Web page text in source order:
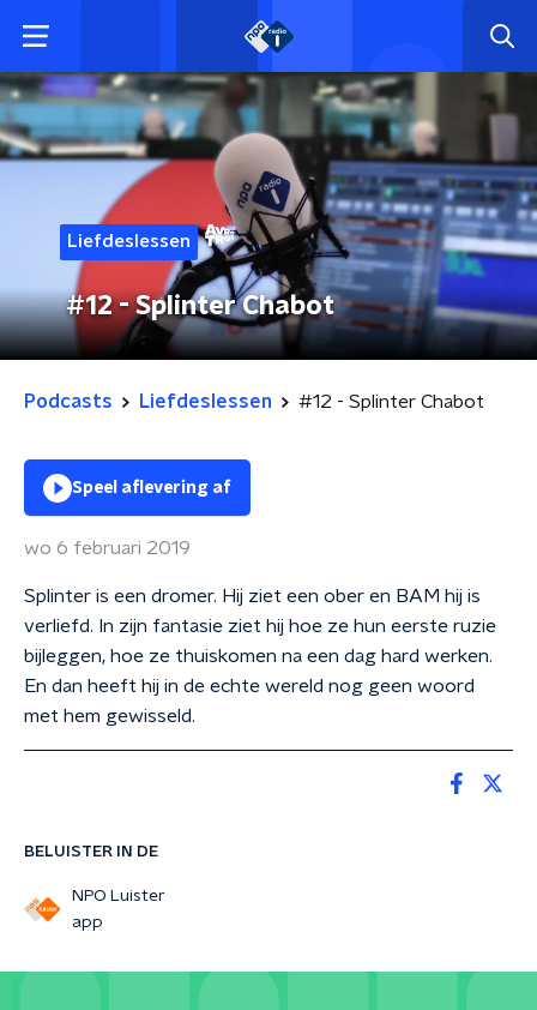
Liefdeslessen
#12 - Splinter Chabot
Podcasts Liefdeslessen #12 - Splinter Chabot
BELUISTER IN DE
NPO Luister
app
Speel aflevering af
wo 6 februari 2019
Splinter is een dromer. Hij ziet een ober en BAM hij is
verliefd. In zijn fantasie ziet hij hoe ze hun eerste ruzie
bijleggen, hoe ze thuiskomen na een dag hard werken.
En dan heeft hij in de echte wereld nog geen woord
met hem gewisseld.